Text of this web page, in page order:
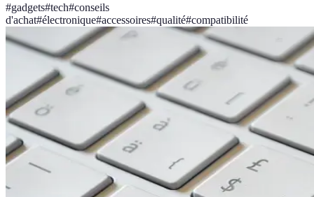
#gadgets#tech#conseils
d'achat#électronique#accessoires#qualité#compatibilité